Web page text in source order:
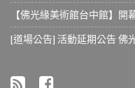
【佛光緣美術館台中館】開
[道場公告] 活動延期公告 佛